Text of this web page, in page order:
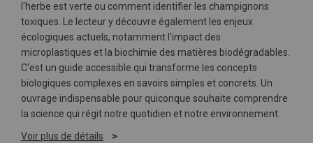
l'herbe est verte ou comment identifier les champignons
toxiques. Le lecteur y découvre également les enjeux
écologiques actuels, notamment l'impact des
microplastiques et la biochimie des matières biodégradables.
C'est un guide accessible qui transforme les concepts
biologiques complexes en savoirs simples et concrets. Un
ouvrage indispensable pour quiconque souhaite comprendre
la science qui régit notre quotidien et notre environnement.
Voir plus de détails